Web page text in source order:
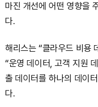
마진 개선에 어떤 영향을
다.
해리스는 “클라우드 비용
“운영 데이터, 고객 지원
출 데이터를 하나의 데이
다.